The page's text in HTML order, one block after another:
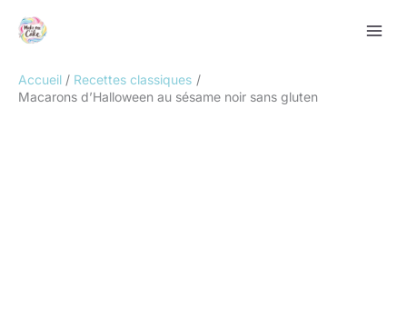
Accueil
Recettes classiques
Macarons d’Halloween au sésame noir sans gluten